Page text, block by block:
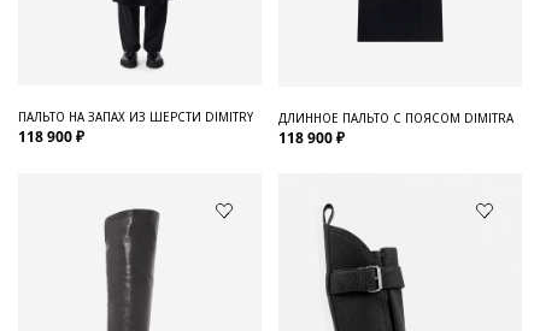
ПАЛЬТО НА ЗАПАХ ИЗ ШЕРСТИ DIMITRY
118 900 ₽
ДЛИННОЕ ПАЛЬТО С ПОЯСОМ DIMITRA
118 900 ₽